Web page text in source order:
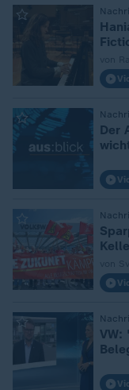
Der
:
VW: